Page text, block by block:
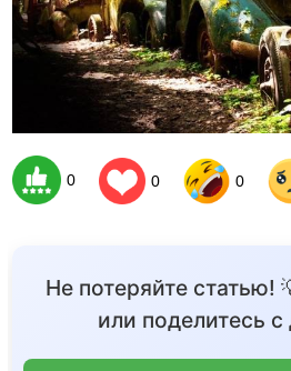
0 0 0
Не потеряйте статью!
или поделитесь